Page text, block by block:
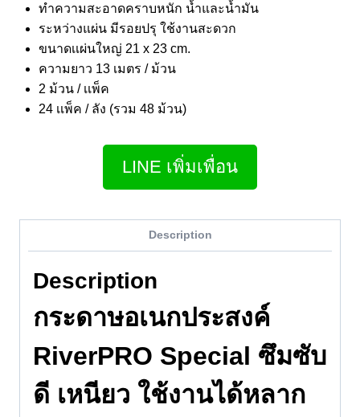
ทำความสะอาดคราบหนัก น้ำและน้ำมัน
ระหว่างแผ่น มีรอยปรุ ใช้งานสะดวก
ขนาดเเผ่นใหญ่ 21 x 23 cm.
ความยาว 13 เมตร / ม้วน
2 ม้วน / เเพ็ค
24 เเพ็ค / ลัง (รวม 48 ม้วน)
LINE เพิ่มเพื่อน
Description
Description
กระดาษอเนกประสงค์
RiverPRO Special ซึมซับ
ดี เหนียว ใช้งานได้หลาก